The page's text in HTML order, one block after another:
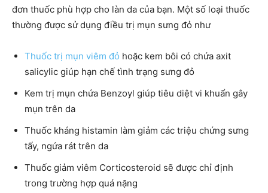
đơn thuốc phù hợp cho làn da của bạn. Một số loại thuốc
thường được sử dụng điều trị mụn sưng đỏ như
Thuốc trị mụn viêm đỏ hoặc kem bôi có chứa axit
salicylic giúp hạn chế tình trạng sưng đỏ
Kem trị mụn chứa Benzoyl giúp tiêu diệt vi khuẩn gây
mụn trên da
Thuốc kháng histamin làm giảm các triệu chứng sưng
tấy, ngứa rát trên da
Thuốc giảm viêm Corticosteroid sẽ được chỉ định
trong trường hợp quá nặng